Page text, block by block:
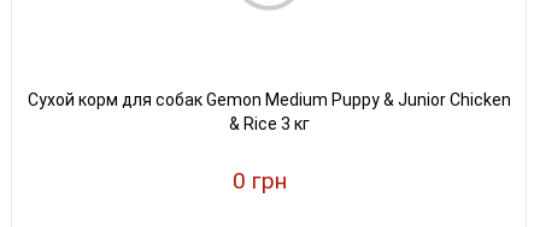
Сухой корм для собак Gemon Medium Puppy & Junior Chicken
& Rice 3 кг
0 грн